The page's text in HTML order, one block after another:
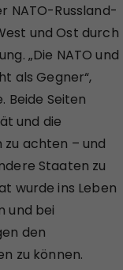
NATO-Russland-
und Ost durch
„Die NATO und
als Gegner“,
Beide Seiten
und die
achten – und
Staaten zu
wurde ins Leben
und bei
den
zu können.